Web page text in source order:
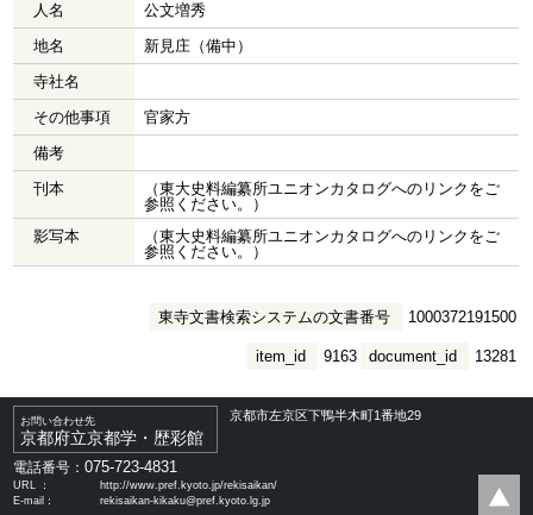
人名
公文増秀
地名
新見庄（備中）
寺社名
その他事項
官家方
備考
刊本
（東大史料編纂所ユニオンカタログへのリンクをご
参照ください。）
影写本
（東大史料編纂所ユニオンカタログへのリンクをご
参照ください。）
東寺文書検索システムの文書番号 1000372191500
document_id 13281
item_id 9163
お問い合わせ先
京都府立京都学・歴彩館
京都市左京区下鴨半木町1番地29
電話番号：075-723-4831
URL ：
http://www.pref.kyoto.jp/rekisaikan/
E-mail：
rekisaikan-kikaku@pref.kyoto.lg.jp